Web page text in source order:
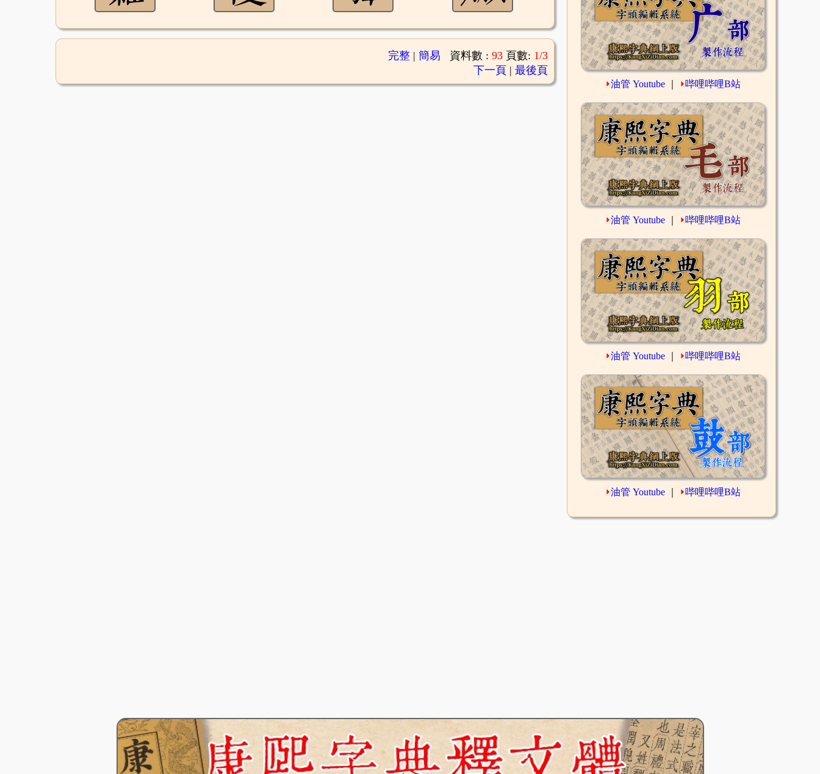
完整| 簡易 資料數 : 93 頁數: 1/3
下一頁 | 最後頁
⏵油管 Youtube ⏵哔哩哔哩B站
⏵油管 Youtube ⏵哔哩哔哩B站
⏵油管 Youtube ⏵哔哩哔哩B站
⏵油管 Youtube ⏵哔哩哔哩B站